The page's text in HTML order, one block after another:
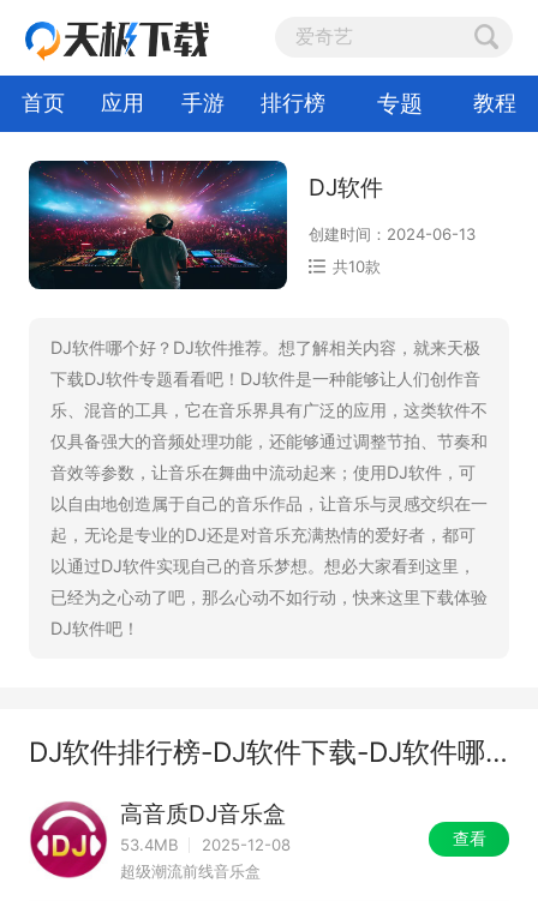
首页 应用 手游 排行榜 专题 教程
DJ软件
创建时间：2024-06-13
共10款
DJ软件哪个好？DJ软件推荐。想了解相关内容，就来天极
下载DJ软件专题看看吧！DJ软件是一种能够让人们创作音
乐、混音的工具，它在音乐界具有广泛的应用，这类软件不
仅具备强大的音频处理功能，还能够通过调整节拍、节奏和
音效等参数，让音乐在舞曲中流动起来；使用DJ软件，可
以自由地创造属于自己的音乐作品，让音乐与灵感交织在一
起，无论是专业的DJ还是对音乐充满热情的爱好者，都可
以通过DJ软件实现自己的音乐梦想。想必大家看到这里，
已经为之心动了吧，那么心动不如行动，快来这里下载体验
DJ软件吧！
DJ软件排行榜-DJ软件下载-DJ软件哪个好
高音质DJ音乐盒
53.4MB
2025-12-08
超级潮流前线音乐盒
查看